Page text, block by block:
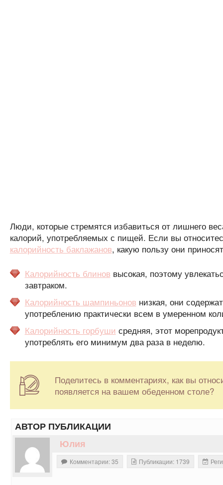
Люди, которые стремятся избавиться от лишнего
калорий, употребляемых с пищей. Если вы
калорийность баклажанов, какую пользу они
Калорийность блинов высокая, поэтому
завтраком.
Калорийность шампиньонов низкая, они
употреблению практически всем в умеренном
Калорийность горбуши средняя, этот
употреблять его минимум два раза в неделю.
Поделитесь в комментариях, как вы
появляется на вашем обеденном столе?
АВТОР ПУБЛИКАЦИИ
Юлия
Комментарии: 35 Публикации: 1739